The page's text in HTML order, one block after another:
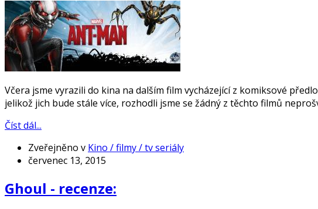
Včera jsme vyrazili do kina na dalším film vycházející z komiksové
jelikož jich bude stále více, rozhodli jsme se žádný z těchto filmů
Číst dál...
Zveřejněno v Kino / filmy / tv seriály
červenec 13, 2015
Ghoul - recenze: